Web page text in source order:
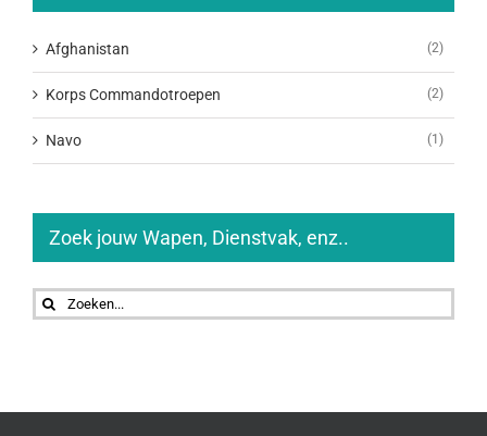
Afghanistan (2)
Korps Commandotroepen (2)
Navo (1)
Zoek jouw Wapen, Dienstvak, enz..
Zoeken
naar: